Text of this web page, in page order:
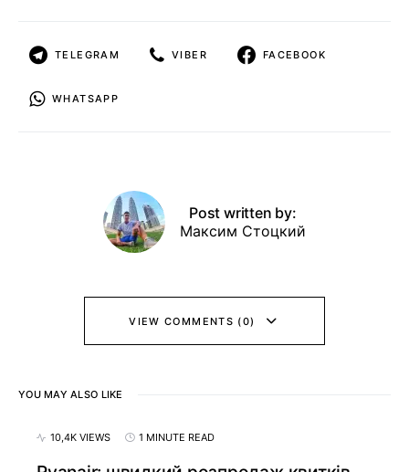
TELEGRAM VIBER FACEBOOK
WHATSAPP
Post written by:
Максим Стоцкий
VIEW COMMENTS (0)
YOU MAY ALSO LIKE
10,4K VIEWS 1 MINUTE READ